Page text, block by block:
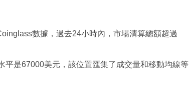
數據，過去24小時內，市場清算總額超過
是67000美元，該位置匯集了成交量和移動均線等